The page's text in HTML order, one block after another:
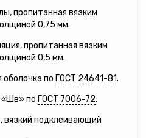
пропитанная вязким
0,75 мм.
пропитанная вязким
0,5 мм.
оболочка по ГОСТ 24641-81.
«Шв» по ГОСТ 7006-72:
вязкий подклеивающий